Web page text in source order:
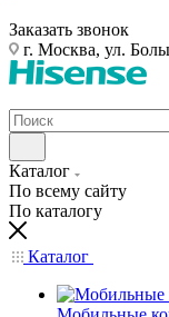
Заказать звонок
г. Москва, ул.
Каталог
По всему сайту
По каталогу
Каталог